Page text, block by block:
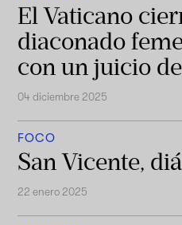
El Vaticano
diaconado
con un juicio
04 diciembre 2025
FOCO
San Vicente,
22 enero 2025